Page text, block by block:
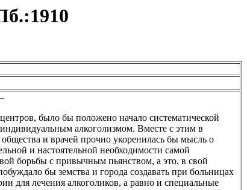
было бы положено начало систематической
алкоголизмом. Вместе с этим в
и врачей прочно укоренилась бы мысль о
и настоятельной необходимости самой
борьбы с привычным пьянством, а это, в свой
бы земства и города создавать при больницах
для лечения алкоголиков, а равно и специальные